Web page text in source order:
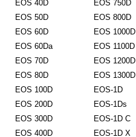
EOS 40D
EOS 50D
EOS 60D
EOS 60Da
EOS 70D
EOS 80D
EOS 100D
EOS 200D
EOS 300D
EOS 400D
EOS 750D
EOS 800D
EOS 1000D
EOS 1100D
EOS 1200D
EOS 1300D
EOS-1D
EOS-1Ds
EOS-1D C
EOS-1D X